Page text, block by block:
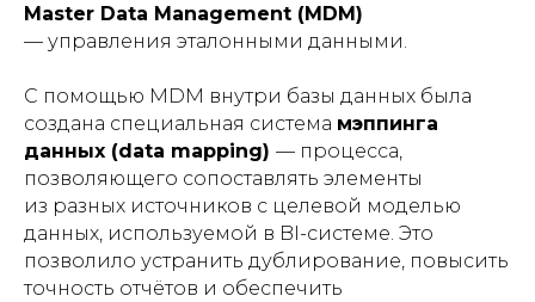
Master Data Management (MDM)
— управления эталонными данными.
С помощью MDM внутри базы данных была
создана специальная система мэппинга
данных (data mapping) — процесса,
позволяющего сопоставлять элементы
из разных источников с целевой моделью
данных, используемой в BI-системе. Это
позволило устранить дублирование, повысить
точность отчётов и обеспечить